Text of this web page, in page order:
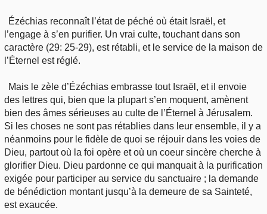
Ézéchias reconnaît l’état de péché où était Israël, et
l’engage à s’en purifier. Un vrai culte, touchant dans son
caractère (29: 25-29), est rétabli, et le service de la maison de
l’Éternel est réglé.
Mais le zèle d’Ézéchias embrasse tout Israël, et il envoie
des lettres qui, bien que la plupart s’en moquent, amènent
bien des âmes sérieuses au culte de l’Éternel à Jérusalem.
Si les choses ne sont pas rétablies dans leur ensemble, il y a
néanmoins pour le fidèle de quoi se réjouir dans les voies de
Dieu, partout où la foi opère et où un coeur sincère cherche à
glorifier Dieu. Dieu pardonne ce qui manquait à la purification
exigée pour participer au service du sanctuaire ; la demande
de bénédiction montant jusqu’à la demeure de sa Sainteté,
est exaucée.